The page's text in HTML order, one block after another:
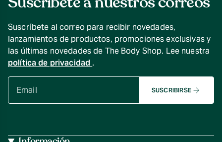
Suscríbete al correo para recibir novedades,
lanzamientos de productos, promociones exclusivas y
las últimas novedades de The Body Shop. Lee nuestra
política de privacidad .
SUSCRIBIRSE